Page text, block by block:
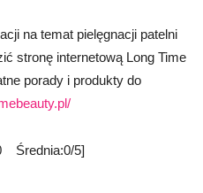
na temat pielęgnacji patelni
stronę internetową Long Time
porady i produkty do
Średnia:0/5]